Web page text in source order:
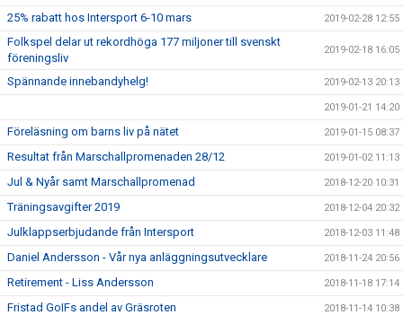
25% rabatt hos Intersport 6-10 mars 2019-02-28 12:55
Folkspel delar ut rekordhöga 177 miljoner till svenskt
föreningsliv
2019-02-18 16:05
Spännande innebandyhelg! 2019-02-13 20:13
2019-01-21 14:20
Föreläsning om barns liv på nätet 2019-01-15 08:37
Resultat från Marschallpromenaden 28/12 2019-01-02 11:13
Jul & Nyår samt Marschallpromenad 2018-12-20 10:31
Träningsavgifter 2019 2018-12-04 20:32
Julklappserbjudande från Intersport 2018-12-03 11:48
Daniel Andersson - Vår nya anläggningsutvecklare 2018-11-24 20:56
Retirement - Liss Andersson 2018-11-18 17:14
Fristad GoIFs andel av Gräsroten 2018-11-14 10:38